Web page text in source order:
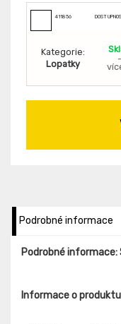
411856
Kategorie:
Lopatky
Podrobné informace
Podrobné
Informace o produktu